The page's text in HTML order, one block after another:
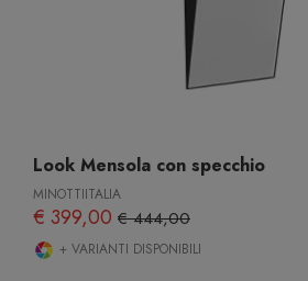
Look Mensola con specchio
MINOTTIITALIA
€ 399,00 € 444,00
+ VARIANTI DISPONIBILI